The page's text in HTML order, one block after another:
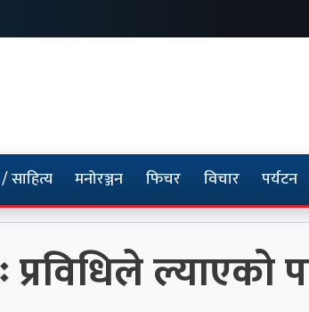
मनोरञ्जन फिचर विचार पर्यटन
ल्याएको